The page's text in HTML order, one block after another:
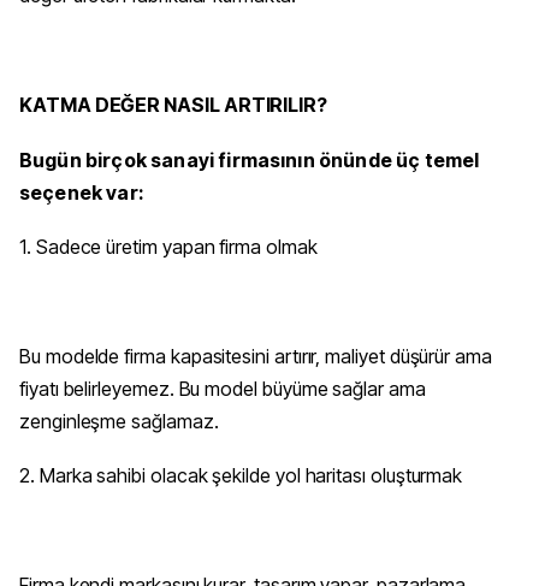
KATMA DEĞER NASIL ARTIRILIR?
Bugün birçok sanayi firmasının önünde üç temel
seçenek var:
1. Sadece üretim yapan firma olmak
Bu modelde firma kapasitesini artırır, maliyet düşürür ama
fiyatı belirleyemez. Bu model büyüme sağlar ama
zenginleşme sağlamaz.
2. Marka sahibi olacak şekilde yol haritası oluşturmak